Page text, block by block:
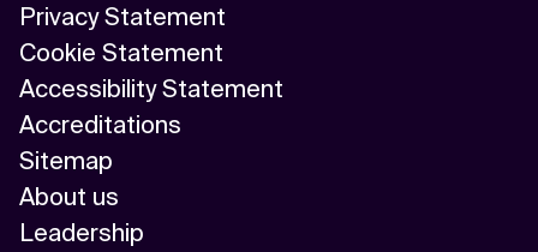
Privacy Statement
Cookie Statement
Accessibility Statement
Accreditations
Sitemap
About us
Leadership